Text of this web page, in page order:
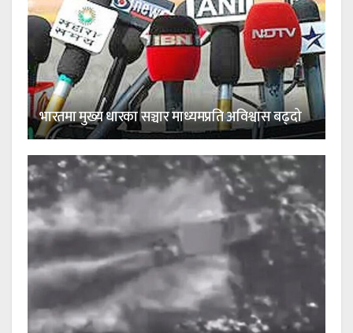
भारतमा मुख्य धारका सञ्चार माध्यमप्रति अविश्वास बढ्दो